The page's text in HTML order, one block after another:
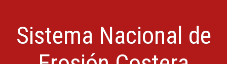
Sistema Nacional de